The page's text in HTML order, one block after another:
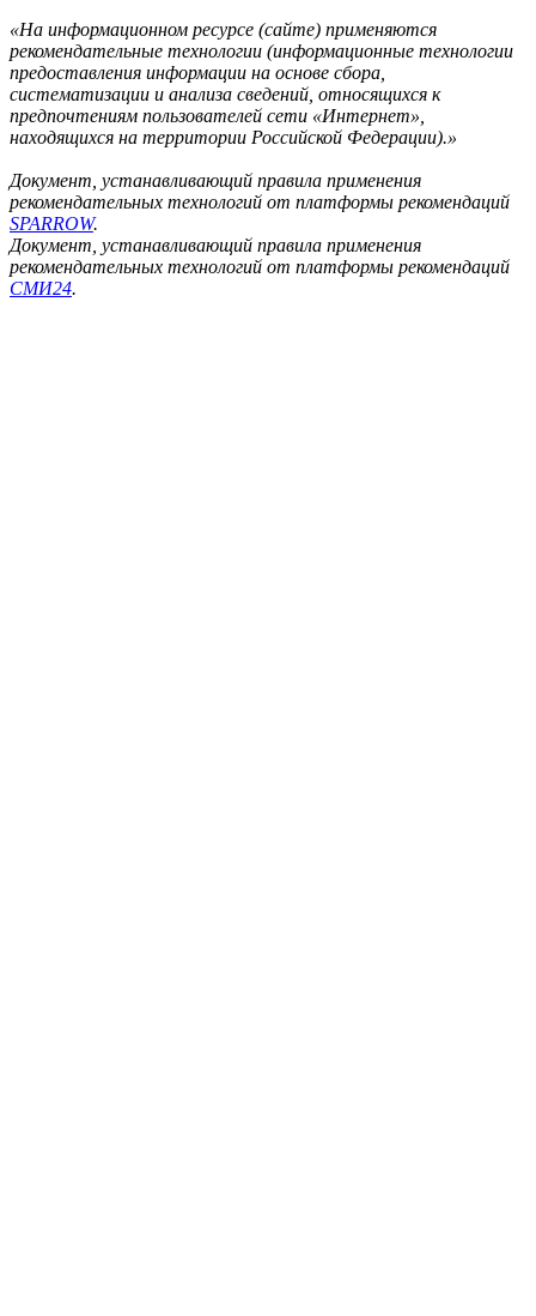
«На информационном ресурсе (сайте) применяются
рекомендательные технологии (информационные технологии
предоставления информации на основе сбора,
систематизации и анализа сведений, относящихся к
предпочтениям пользователей сети «Интернет»,
находящихся на территории Российской Федерации).»
Документ, устанавливающий правила применения
рекомендательных технологий от платформы рекомендаций
SPARROW.
Документ, устанавливающий правила применения
рекомендательных технологий от платформы рекомендаций
СМИ24.